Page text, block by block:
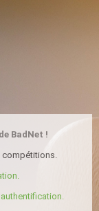
BadNet !
compétitions.